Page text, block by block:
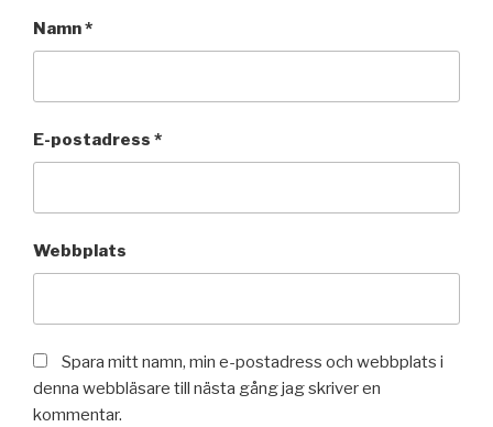
Namn*
E-postadress *
Webbplats
Spara mitt namn, min e-postadress och webbplats i
denna webbläsare till nästa gång jag skriver en
kommentar.